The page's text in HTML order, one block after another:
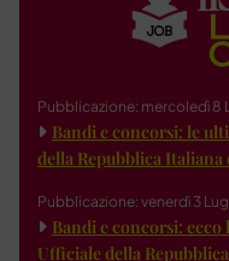
Pubblicazione: mercoledì 8
Bandi e concorsi: le
della Repubblica Italiana
Pubblicazione: venerdì 3
Bandi e concorsi:
Ufficiale della